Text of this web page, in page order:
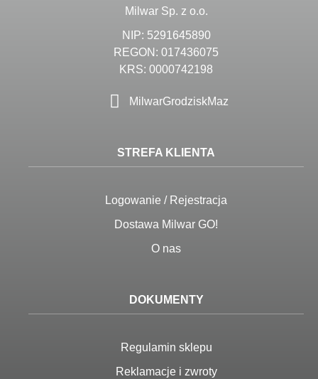
Milwar Sp. z o.o.
NIP: 5291645890
REGON: 017436075
KRS: 0000742198
MilwarGrodziskMaz
STREFA KLIENTA
Logowanie / Rejestracja
Dostawa Milwar GO!
O nas
DOKUMENTY
Regulamin sklepu
Reklamacje i zwroty